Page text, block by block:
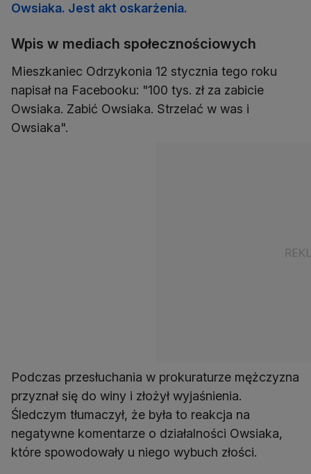
Owsiaka. Jest akt oskarżenia.
Wpis w mediach społecznościowych
Mieszkaniec Odrzykonia 12 stycznia tego roku
napisał na Facebooku: "100 tys. zł za zabicie
Owsiaka. Zabić Owsiaka. Strzelać w was i
Owsiaka".
Podczas przesłuchania w prokuraturze mężczyzna
przyznał się do winy i złożył wyjaśnienia.
Śledczym tłumaczył, że była to reakcja na
negatywne komentarze o działalności Owsiaka,
które spowodowały u niego wybuch złości.